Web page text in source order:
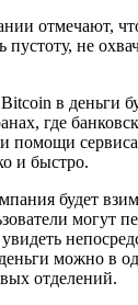
отмечают,
пустоту, не
в деньги
где
помощи сервиса
и быстро.
будет
могут
можно в
отделений.